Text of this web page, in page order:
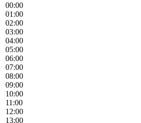
00:00
01:00
02:00
03:00
04:00
05:00
06:00
07:00
08:00
09:00
10:00
11:00
12:00
13:00